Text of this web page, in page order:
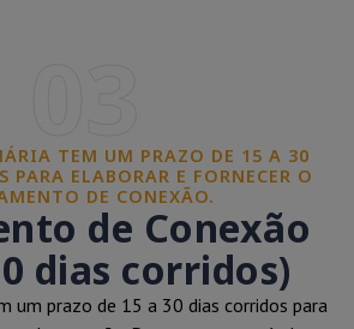
TEM UM PRAZO DE 15 A 30
PARA ELABORAR E FORNECER O
DE CONEXÃO.
de Conexão
dias corridos)
um prazo de 15 a 30 dias corridos para